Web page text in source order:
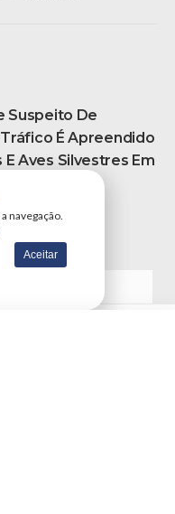
Suspeito De
É Apreendido
Aves Silvestres Em
23/06/2024
navegação.
Aceitar